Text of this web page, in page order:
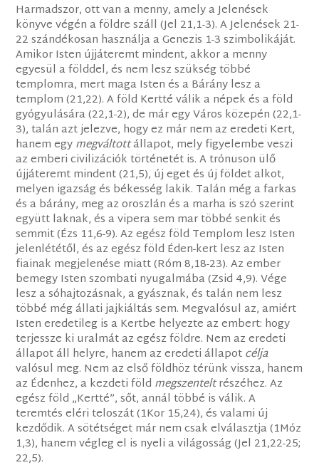
Harmadszor, ott van a menny, amely a Jelenések
könyve végén a földre száll (Jel 21,1-3). A Jelenések 21-
22 szándékosan használja a Genezis 1-3 szimbolikáját.
Amikor Isten újjáteremt mindent, akkor a menny
egyesül a földdel, és nem lesz szükség többé
templomra, mert maga Isten és a Bárány lesz a
templom (21,22). A föld Kertté válik a népek és a föld
gyógyulására (22,1-2), de már egy Város közepén (22,1-
3), talán azt jelezve, hogy ez már nem az eredeti Kert,
hanem egymegváltottállapot, mely figyelembe veszi
az emberi civilizációk történetét is. A trónuson ülő
újjáteremt mindent (21,5), új eget és új földet alkot,
melyen igazság és békesség lakik. Talán még a farkas
és a bárány, meg az oroszlán és a marha is szó szerint
együtt laknak, és a vipera sem mar többé senkit és
semmit (Ézs 11,6-9). Az egész föld Templom lesz Isten
jelenlététől, és az egész föld Éden-kert lesz az Isten
fiainak megjelenése miatt (Róm 8,18-23). Az ember
bemegy Isten szombati nyugalmába (Zsid 4,9). Vége
lesz a sóhajtozásnak, a gyásznak, és talán nem lesz
többé még állati jajkiáltás sem. Megvalósul az, amiért
Isten eredetileg is a Kertbe helyezte az embert: hogy
terjessze ki uralmát az egész földre. Nem az eredeti
állapot áll helyre, hanem az eredeti állapotcélja
valósul meg. Nem az első földhöz térünk vissza, hanem
az Édenhez, a kezdeti föld megszenteltrészéhez. Az
egész föld „Kertté”, sőt, annál többé is válik. A
teremtés eléri teloszát (1Kor 15,24), és valami új
kezdődik. A sötétséget már nem csak elválasztja (1Móz
1,3), hanem végleg el is nyeli a világosság (Jel 21,22-25;
22,5).